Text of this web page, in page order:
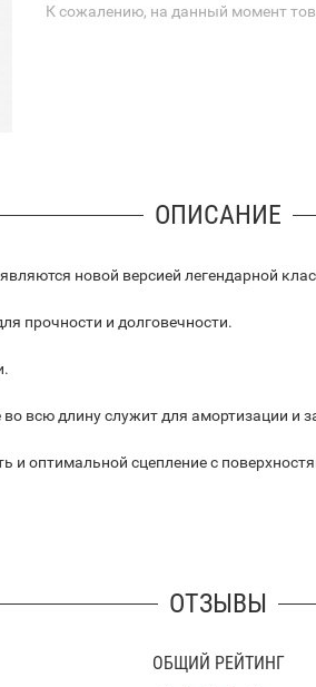
К сожалению, на данный момент
ОПИСАНИЕ
новой версией легендарной
прочности и долговечности.
всю длину служит для амортизации и
и оптимальной сцепление с
ОТЗЫВЫ
ОБЩИЙ РЕЙТИНГ